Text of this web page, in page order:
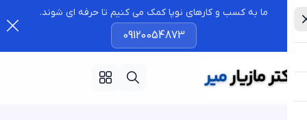
ما به کسب و کارهای نوپا کمک می کنیم تا حرفه ای شوند.
09120054873